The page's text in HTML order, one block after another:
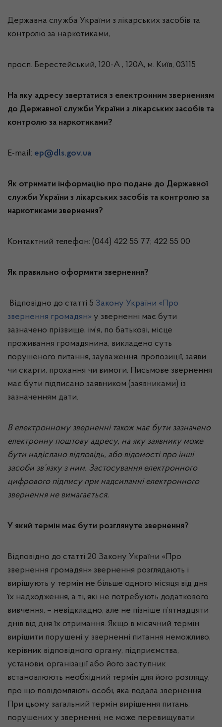
Державна служба України з лікарських засобів та
контролю за наркотиками,
просп. Берестейський, 120-А , 120А, м. Київ, 03115
На яку адресу звертатися з електронним зверненням
до Державної служби України з лікарських засобів та
контролю за наркотиками?
Е-mail: ep@dls.gov.ua
Як отримати інформацію про подане до Державної
служби України з лікарських засобів та контролю за
наркотиками звернення?
Контактний телефон: (044) 422 55 77; 422 55 00
Як правильно оформити звернення?
Відповідно до статті 5 Закону України «Про
звернення громадян» у зверненні має бути
зазначено прізвище, ім’я, по батькові, місце
проживання громадянина, викладено суть
порушеного питання, зауваження, пропозиції, заяви
чи скарги, прохання чи вимоги. Письмове звернення
має бути підписано заявником (заявниками) із
зазначенням дати.
В електронному зверненні також має бути зазначено
електронну поштову адресу, на яку заявнику може
бути надіслано відповідь, або відомості про інші
засоби зв’язку з ним. Застосування електронного
цифрового підпису при надсиланні електронного
звернення не вимагається.
У який термін має бути розглянуте звернення?
Відповідно до статті 20 Закону України «Про
звернення громадян» звернення розглядають і
вирішують у термін не більше одного місяця від дня
їх надходження, а ті, які не потребують додаткового
вивчення, – невідкладно, але не пізніше п’ятнадцяти
днів від дня їх отримання. Якщо в місячний термін
вирішити порушені у зверненні питання неможливо,
керівник відповідного органу, підприємства,
установи, організації або його заступник
встановлюють необхідний термін для його розгляду,
про що повідомляють особі, яка подала звернення.
При цьому загальний термін вирішення питань,
порушених у зверненні, не може перевищувати